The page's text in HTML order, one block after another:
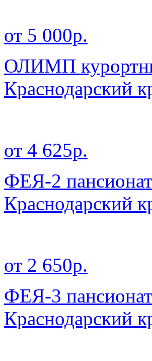
от 5 000р.
ОЛИМП
Краснодарский
от 4 625р.
ФЕЯ-2
Краснодарский
от 2 650р.
ФЕЯ-3
Краснодарский